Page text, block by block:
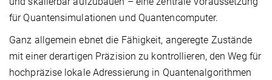
für Quantensimulationen und Quantencomputer.
Ganz allgemein ebnet die Fähigkeit, angeregte Zustände
mit einer derartigen Präzision zu kontrollieren, den Weg für
hochpräzise lokale Adressierung in Quantenalgorithmen